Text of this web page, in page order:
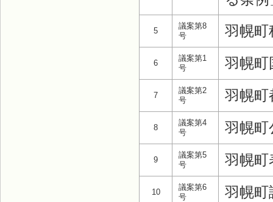
5
議案第8
号
羽幌町
6
議案第1
号
羽幌町
7
議案第2
号
羽幌町
8
議案第4
号
羽幌町
9
議案第5
号
羽幌町
10
議案第6
号
羽幌町